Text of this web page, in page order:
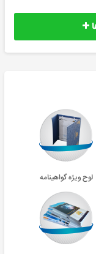
لوح ویژه گواهینامه